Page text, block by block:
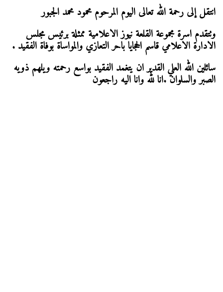
انتقل إلى رحمة الله تعالى اليوم المرحوم محمود محمد الجبور
وتتقدم اسرة مجموعة القلعة نيوز الاعلامية ممثلة برئيس مجلس
الادارة الاعلامي قاسم الحجايا باحر التعازي والمواساة بوفاة الفقيد .
سائلين الله العلي القدير ان يتغمد الفقيد بواسع رحمته ويلهم ذويه
الصبر والسلوان .انا لله وانا اليه راجعون